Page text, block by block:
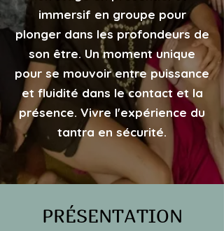
immersif en groupe pour
plonger dans les profondeurs de
son être. Un moment unique
pour se mouvoir entre puissance
et fluidité dans le contact et la
présence. Vivre l'expérience du
tantra en sécurité.
PRÉSENTATION